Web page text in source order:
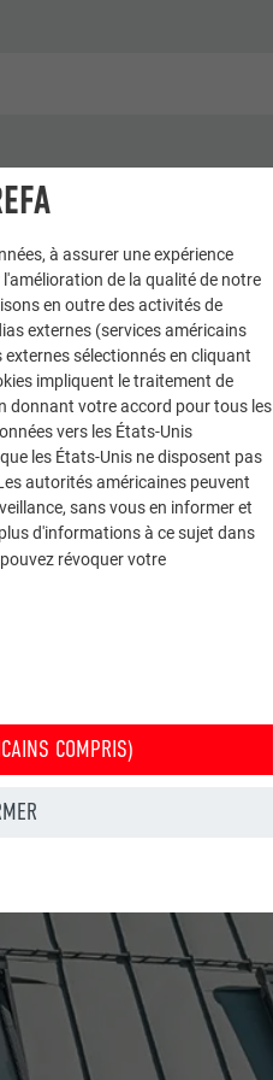
à assurer une expérience
de la qualité de notre
en outre des activités de
externes (services américains
sélectionnés en cliquant
impliquent le traitement de
donnant votre accord pour tous les
vers les États-Unis
les États-Unis ne disposent pas
autorités américaines peuvent
sans vous en informer et
d'informations à ce sujet dans
révoquer votre
COMPRIS)
à comprendre comment le site